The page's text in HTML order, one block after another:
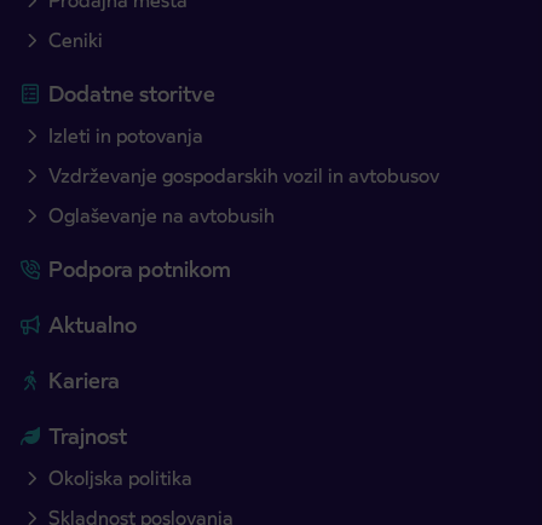
Ceniki
Dodatne storitve
Izleti in potovanja
Vzdrževanje gospodarskih vozil in avtobusov
Oglaševanje na avtobusih
Podpora potnikom
Aktualno
Kariera
Trajnost
Okoljska politika
Skladnost poslovanja